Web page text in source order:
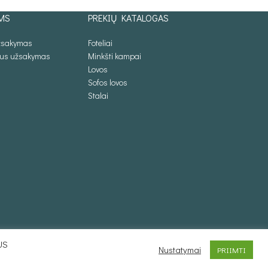
užsakymas
PREKIŲ KATALOGAS
Foteliai
Minkšti kampai
Lovos
Sofos lovos
Stalai
Nustatymai PRIIMTI